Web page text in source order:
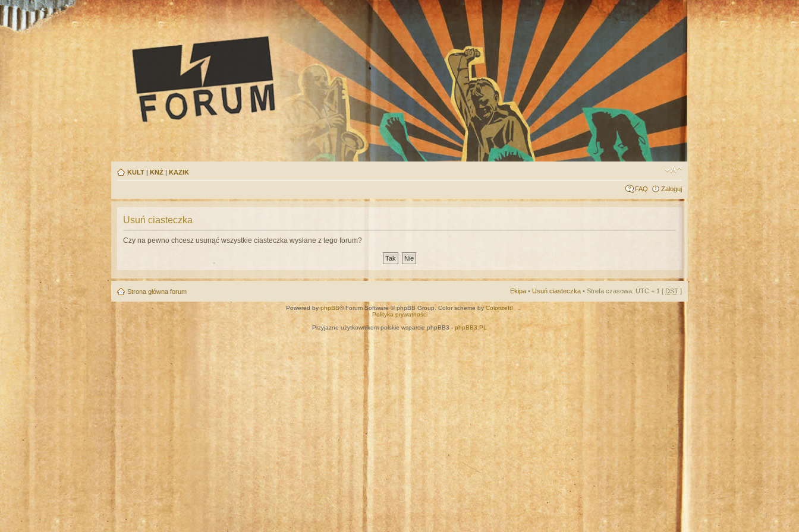
KULT | KNŻ | KAZIK
FAQ Zaloguj
Usuń ciasteczka
Czy na pewno chcesz usunąć wszystkie ciasteczka wysłane z tego forum?
Strona główna forum Ekipa • Usuń ciasteczka • Strefa czasowa: UTC + 1 [ DST ]
Powered by phpBB® Forum Software © phpBB Group. Color scheme byColorizeIt!
Polityka prywatności
Przyjazne użytkownikom polskie wsparcie phpBB3 -phpBB3.PL